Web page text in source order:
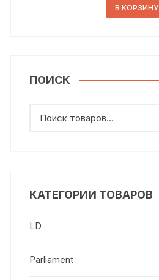
В КОРЗИНУ
ПОИСК
КАТЕГОРИИ ТОВАРОВ
LD
Parliament